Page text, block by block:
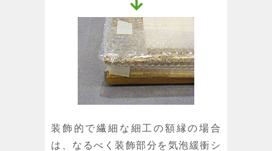
装飾的で繊細な細工の額縁の場合
は、なるべく装飾部分を気泡緩衝シ